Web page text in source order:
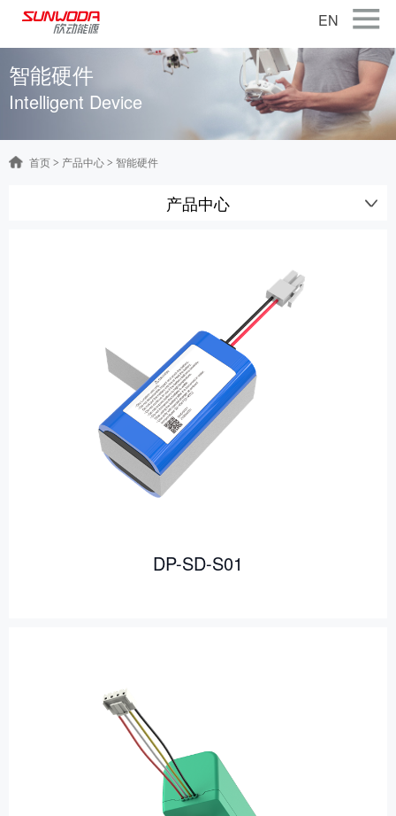
关于公司
产品中心
EN
智能硬件
Intelligent Device
首页 > 产品中心 > 智能硬件
产品中心
DP-SD-S01